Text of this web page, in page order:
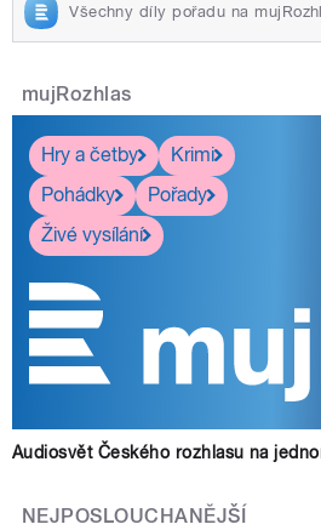
Všechny díly pořadu na
mujRozhlas
Hry a četby
Krimi
Pohádky
Pořady
Živé vysílání
Audiosvět Českého rozhlasu na
NEJPOSLOUCHANĚJŠÍ